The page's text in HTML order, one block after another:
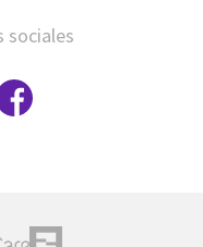
sociales